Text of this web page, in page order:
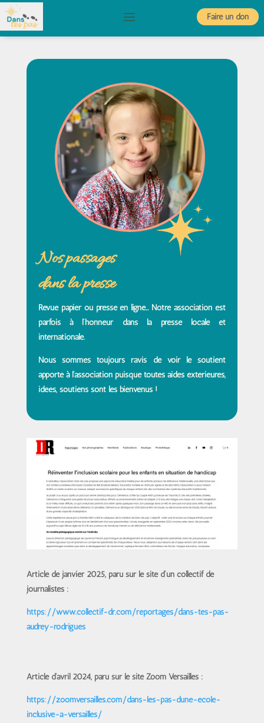
Faire un don
Nos passages
dans la presse
Revue papier ou presse en ligne… Notre association est
parfois à l’honneur dans la presse locale et
internationale.
Nous sommes toujours ravis de voir le soutient
apporté à l’association puisque toutes aides extérieures,
idées, soutiens sont les bienvenus !
Article de janvier 2025, paru sur le site d’un collectif de
journalistes :
https://www.collectif-dr.com/reportages/dans-tes-pas-
audrey-rodrigues
Article d’avril 2024, paru sur le site Zoom Versailles :
https://zoomversailles.com/dans-les-pas-dune-ecole-
inclusive-a-versailles/